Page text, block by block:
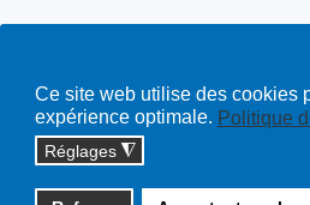
Ce site web utilise des cookies
expérience optimale. Politique
Réglages ◮
Copyright © 2026 cossonay.ch -